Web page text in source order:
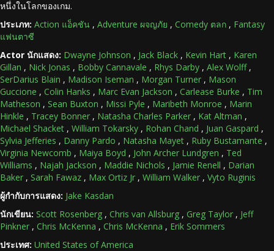
หนึ่งในโลกของเกม.
ประเภท: Action แอ็คชัน , Adventure ผจญภัย , Comedy ตลก , Fantasy
แฟนตาซี
Actor นักแสดง: Dwayne Johnson , Jack Black , Kevin Hart , Karen
Gillan , Nick Jonas , Bobby Cannavale , Rhys Darby , Alex Wolff,
SerDarius Blain , Madison Iseman , Morgan Turner , Mason
Guccione , Colin Hanks , Marc Evan Jackson , Carlease Burke , Tim
Matheson , Sean Buxton , Missi Pyle , Maribeth Monroe , Marin
Hinkle , Tracey Bonner , Natasha Charles Parker , Kat Altman ,
Michael Shacket , William Tokarsky , Rohan Chand , Juan Gaspard ,
Sylvia Jefferies , Danny Pardo , Natasha Mayet , Ruby Bustamante ,
Virginia Newcomb , Maiya Boyd , John Archer Lundgren , Ted
Williams , Najah Jackson , Maddie Nichols , Jamie Renell , Darian
Baker , Sarah Fawaz , Max Ortiz Jr , William Walker , Vyto Ruginis
ผู้กำกับการแสดง: Jake Kasdan
นักเขียน: Scott Rosenberg , Chris van Allsburg , Greg Taylor , Jeff
Pinkner , Chris McKenna , Chris McKenna , Erik Sommers
ประเทศ: United States of America